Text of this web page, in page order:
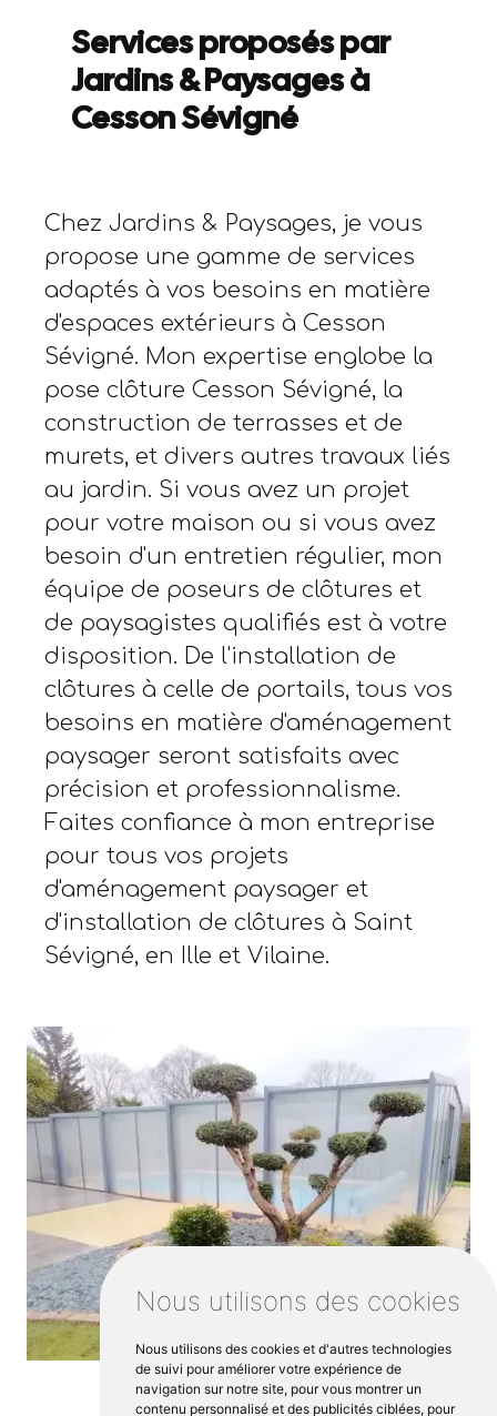
Nous utilisons des cookies
Nous utilisons des cookies et d'autres technologies
de suivi pour améliorer votre expérience de
navigation sur notre site, pour vous montrer un
contenu personnalisé et des publicités ciblées, pour
Services proposés par
Jardins & Paysages à
Cesson Sévigné
Chez Jardins & Paysages, je vous
propose une gamme de services
adaptés à vos besoins en matière
d'espaces extérieurs à Cesson
Sévigné. Mon expertise englobe la
pose clôture Cesson Sévigné, la
construction de terrasses et de
murets, et divers autres travaux liés
au jardin. Si vous avez un projet
pour votre maison ou si vous avez
besoin d'un entretien régulier, mon
équipe de poseurs de clôtures et
de paysagistes qualifiés est à votre
disposition. De l'installation de
clôtures à celle de portails, tous vos
besoins en matière d'aménagement
paysager seront satisfaits avec
précision et professionnalisme.
Faites confiance à mon entreprise
pour tous vos projets
d'aménagement paysager et
d'installation de clôtures à Saint
Sévigné, en Ille et Vilaine.